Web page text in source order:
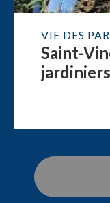
VIE DES
Saint-